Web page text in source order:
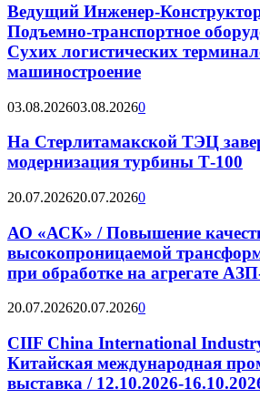
Ведущий Инженер-
Подъемно-транспортное
Сухих логистических
машиностроение
03.08.202603.08.20260
На Стерлитамакской ТЭЦ
модернизация турбины Т-100
20.07.202620.07.20260
АО «АСК» / Повышение
высокопроницаемой
при обработке на агрегате
20.07.202620.07.20260
CIIF China International
Китайская международная
выставка / 12.10.2026-